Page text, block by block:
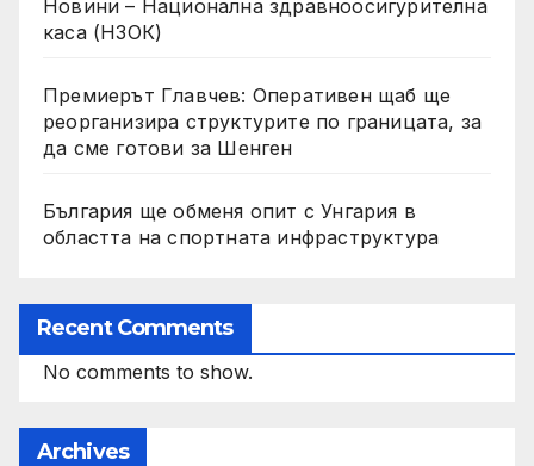
Новини – Национална здравноосигурителна
каса (НЗОК)
Премиерът Главчев: Оперативен щаб ще
реорганизира структурите по границата, за
да сме готови за Шенген
България ще обменя опит с Унгария в
областта на спортната инфраструктура
Recent Comments
No comments to show.
Archives